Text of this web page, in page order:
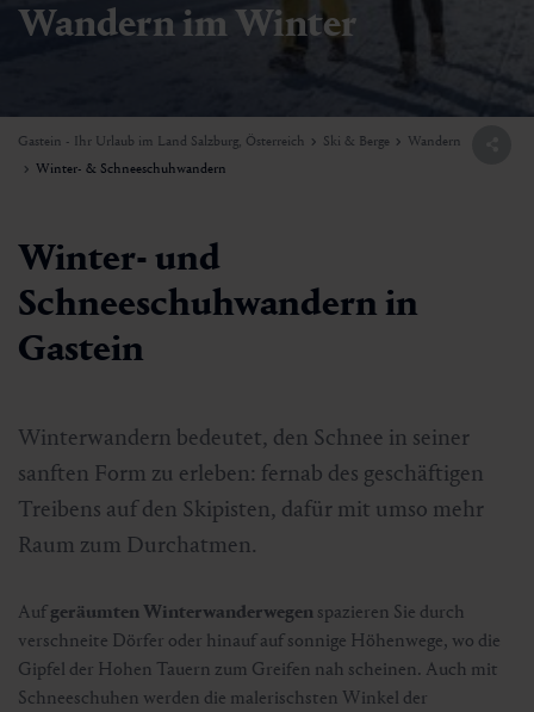
Wandern im Winter
Gastein - Ihr Urlaub im Land Salzburg, Österreich Ski & Berge
Wandern
Winter- & Schneeschuhwandern
Winter- und
Schneeschuhwandern in
Gastein
Winterwandern bedeutet, den Schnee in seiner
sanften Form zu erleben: fernab des geschäftigen
Treibens auf den Skipisten, dafür mit umso mehr
Raum zum Durchatmen.
Aufgeräumten Winterwanderwegen spazieren Sie durch
verschneite Dörfer oder hinauf auf sonnige Höhenwege, wo die
Gipfel der Hohen Tauern zum Greifen nah scheinen. Auch mit
Schneeschuhen werden die malerischsten Winkel der